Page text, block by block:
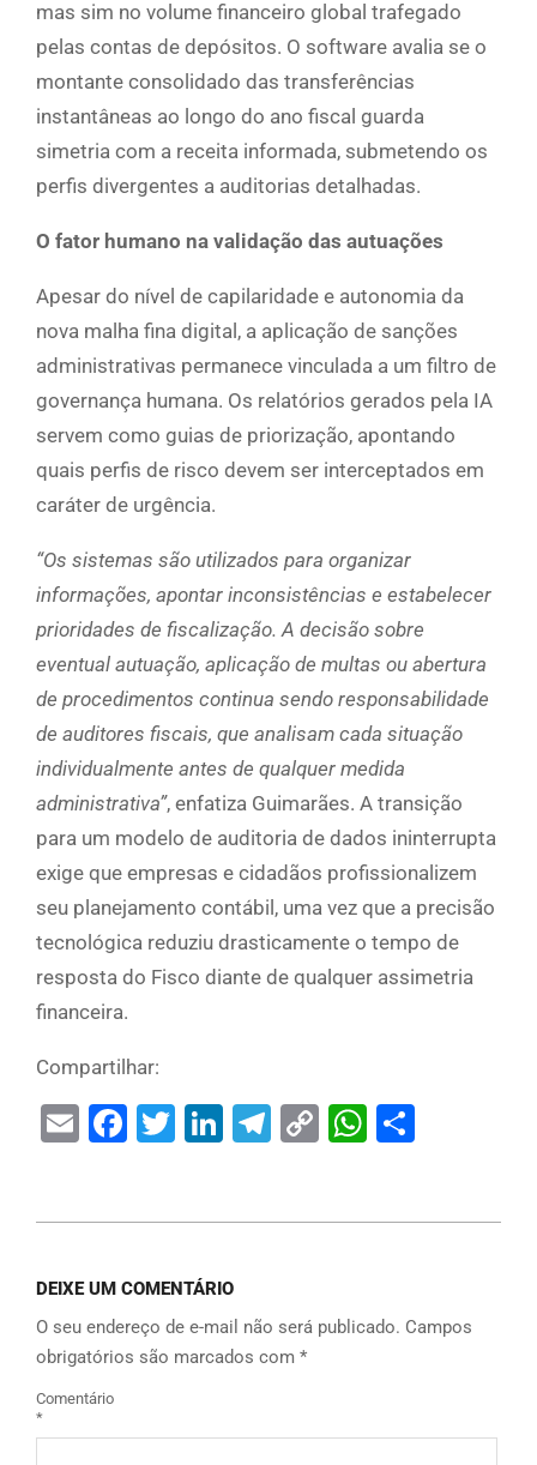
mas sim no volume financeiro global trafegado
pelas contas de depósitos. O software avalia se o
montante consolidado das transferências
instantâneas ao longo do ano fiscal guarda
simetria com a receita informada, submetendo os
perfis divergentes a auditorias detalhadas.
O fator humano na validação das autuações
Apesar do nível de capilaridade e autonomia da
nova malha fina digital, a aplicação de sanções
administrativas permanece vinculada a um filtro de
governança humana. Os relatórios gerados pela IA
servem como guias de priorização, apontando
quais perfis de risco devem ser interceptados em
caráter de urgência.
“Os sistemas são utilizados para organizar
informações, apontar inconsistências e estabelecer
prioridades de fiscalização. A decisão sobre
eventual autuação, aplicação de multas ou abertura
de procedimentos continua sendo responsabilidade
de auditores fiscais, que analisam cada situação
individualmente antes de qualquer medida
administrativa”, enfatiza Guimarães. A transição
para um modelo de auditoria de dados ininterrupta
exige que empresas e cidadãos profissionalizem
seu planejamento contábil, uma vez que a precisão
tecnológica reduziu drasticamente o tempo de
resposta do Fisco diante de qualquer assimetria
financeira.
Compartilhar:
EmailFacebook
Twitter
LinkedIn
Telegram
Copy
DEIXE UM COMENTÁRIO
O seu endereço de e-mail não será publicado. Campos
obrigatórios são marcados com *
Comentário
*